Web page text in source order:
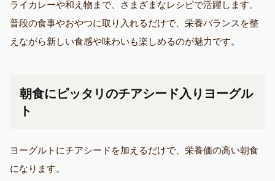
ライカレーや和え物まで、さまざまなレシピで活躍します。
普段の食事やおやつに取り入れるだけで、栄養バランスを整
えながら新しい食感や味わいも楽しめるのが魅力です。
朝食にピッタリのチアシード入りヨーグル
ト
ヨーグルトにチアシードを加えるだけで、栄養価の高い朝食
になります。